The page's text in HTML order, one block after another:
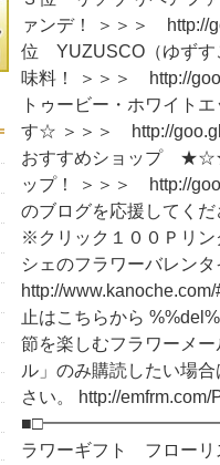
ァンデ！ ＞＞＞
位 YUZUSCO（ゆずす
味料！ ＞＞＞
トゥービー・ホワイト
す☆ ＞＞＞ http://
おすすめショップ ★☆★
ップ！ ＞＞＞ http://
のブログを応援して
※クリック１００Ｐリン
シェのフラワーバレン
http://
止はこちらから
節を楽しむフラワーメ
ル」のみ購読したい場
さい。 http://emfrm.com/
ラワーギフト フロー